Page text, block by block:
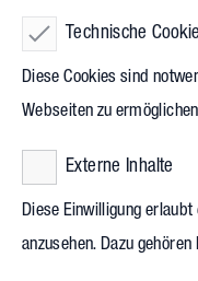
Technische
Diese Cookies sind
Webseiten zu
Externe Inhalte
Diese Einwilligung erlaubt
anzusehen. Dazu